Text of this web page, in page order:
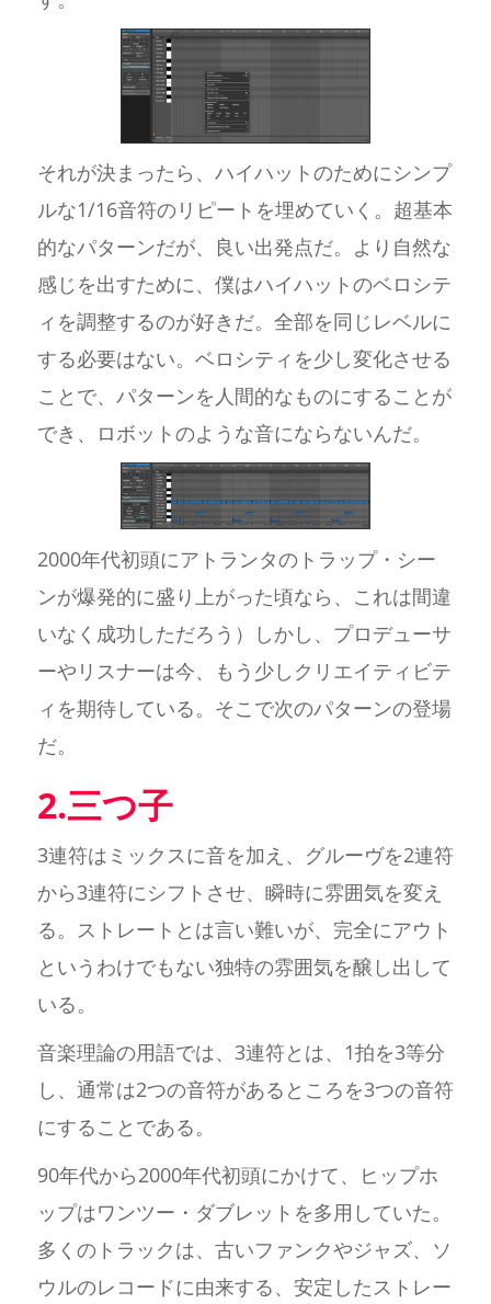
それが決まったら、ハイハットのためにシンプ
ルな1/16音符のリピートを埋めていく。超基本
的なパターンだが、良い出発点だ。より自然な
感じを出すために、僕はハイハットのベロシテ
ィを調整するのが好きだ。全部を同じレベルに
する必要はない。ベロシティを少し変化させる
ことで、パターンを人間的なものにすることが
でき、ロボットのような音にならないんだ。
2000年代初頭にアトランタのトラップ・シー
ンが爆発的に盛り上がった頃なら、これは間違
いなく成功しただろう）しかし、プロデューサ
ーやリスナーは今、もう少しクリエイティビテ
ィを期待している。そこで次のパターンの登場
だ。
2.三つ子
3連符はミックスに音を加え、グルーヴを2連符
から3連符にシフトさせ、瞬時に雰囲気を変え
る。ストレートとは言い難いが、完全にアウト
というわけでもない独特の雰囲気を醸し出して
いる。
音楽理論の用語では、3連符とは、1拍を3等分
し、通常は2つの音符があるところを3つの音符
にすることである。
90年代から2000年代初頭にかけて、ヒップホ
ップはワンツー・ダブレットを多用していた。
多くのトラックは、古いファンクやジャズ、ソ
ウルのレコードに由来する、安定したストレー